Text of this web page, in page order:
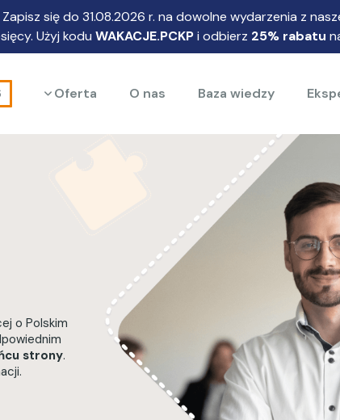
się do 31.08.2026 r. na dowolne wydarzenia z
Użyj kodu WAKACJE.PCKPi odbierz 25% rabatu
Oferta O nas Baza wiedzy
o Polskim
strony.